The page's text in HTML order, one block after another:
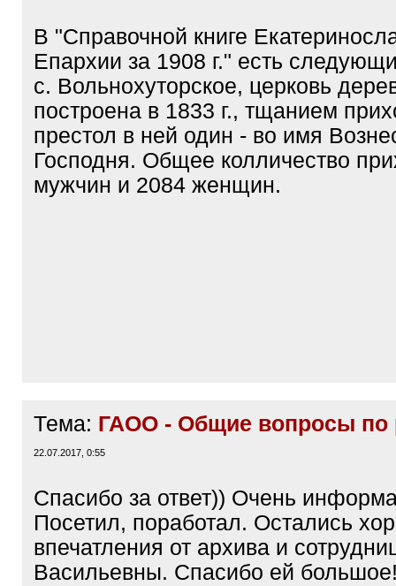
В "Справочной книге
Епархии за 1908 г." есть
с. Вольнохуторское, церковь
построена в 1833 г., тщанием
престол в ней один - во имя
Господня. Общее колличество
мужчин и 2084 женщин.
Тема: ГАОО - Общие вопросы по
22.07.2017, 0:55
Спасибо за ответ)) Очень
Посетил, поработал. Остались
впечатления от архива и
Васильевны. Спасибо ей